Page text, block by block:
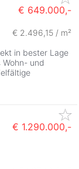
€ 649.000,-
€ 2.496,15 / m²
in bester Lage
und
€ 1.290.000,-